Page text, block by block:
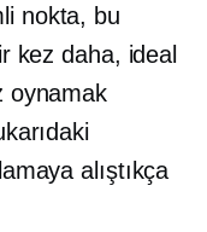
nokta, bu
kez daha, ideal
oynamak
alıştıkça